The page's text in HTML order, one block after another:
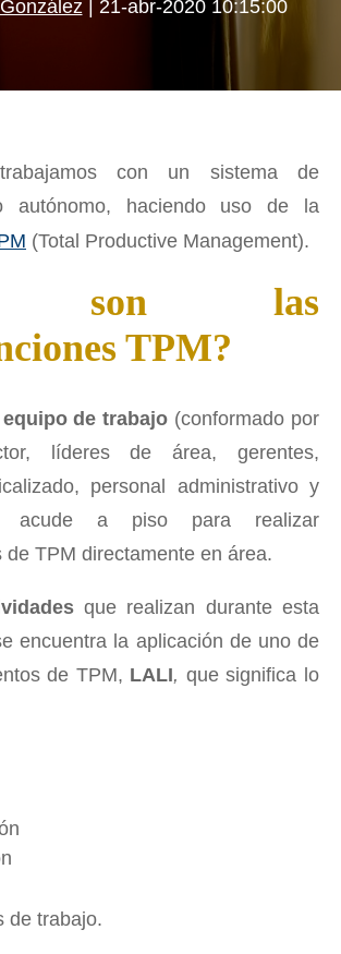
| 21-abr-2020 10:15:00
con un sistema de
autónomo, haciendo uso de la
(Total Productive Management).
son las
TPM?
equipo de trabajo (conformado por
líderes de área, gerentes,
personal administrativo y
acude a piso para realizar
de TPM directamente en área.
que realizan durante esta
encuentra la aplicación de uno de
de TPM, LALI, que significa lo
de trabajo.